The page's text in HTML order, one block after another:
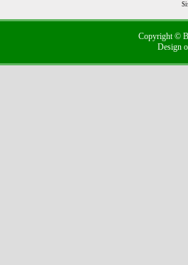
Copyright ©
Design